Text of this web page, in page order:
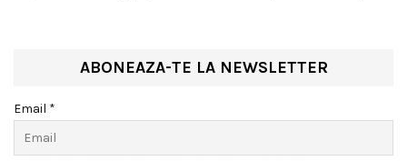
ABONEAZA-TE LA NEWSLETTER
Email *